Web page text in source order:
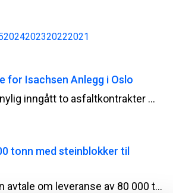
2024202320222021
for Isachsen Anlegg i Oslo
NCC Industry har nylig inngått to asfaltkontrakter med Isachsen Anlegg og skal i løpet av sesongen produsere og legge om lag 11 000 tonn asfalt i Oslo.
tonn med steinblokker til
NCC har inngått en avtale om leveranse av 80 000 tonn med steinblokker til Kieler kanal i Tyskland.